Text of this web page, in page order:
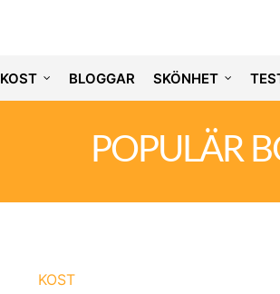
KOST BLOGGAR SKÖNHET
POPULÄR
KOST